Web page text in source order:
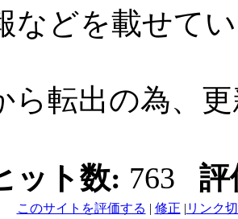
などを載せて
ら転出の為、
ット数: 763 評
このサイトを評価する | 修正 | リンク